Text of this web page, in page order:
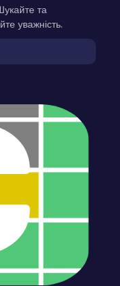
та
уважність.